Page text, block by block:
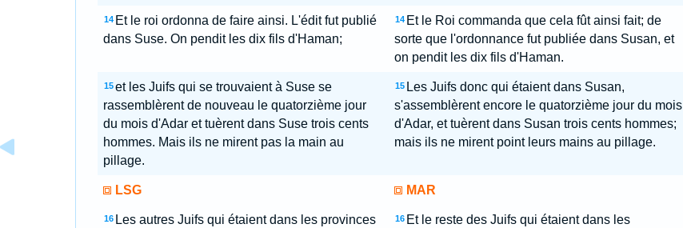
14 Et le roi ordonna de faire ainsi. L'édit fut publié
dans Suse. On pendit les dix fils d'Haman;
14 Et le Roi commanda que cela fût ainsi fait; de
sorte que l'ordonnance fut publiée dans Susan, et
on pendit les dix fils d'Haman.
15 et les Juifs qui se trouvaient à Suse se
rassemblèrent de nouveau le quatorzième jour
du mois d'Adar et tuèrent dans Suse trois cents
hommes. Mais ils ne mirent pas la main au
pillage.
15 Les Juifs donc qui étaient dans Susan,
s'assemblèrent encore le quatorzième jour du mois
d'Adar, et tuèrent dans Susan trois cents hommes;
mais ils ne mirent point leurs mains au pillage.
LSG MAR
16 Les autres Juifs qui étaient dans les provinces
16 Et le reste des Juifs qui étaient dans les